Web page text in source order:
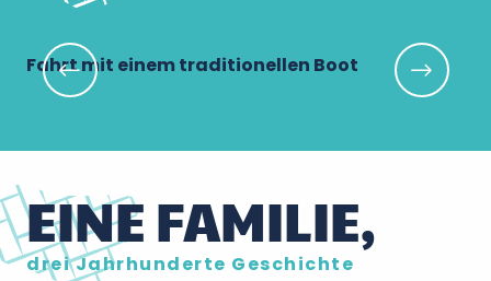
Fahrt mit einem traditionellen Boot
EINE FAMILIE,
drei Jahrhunderte Geschichte